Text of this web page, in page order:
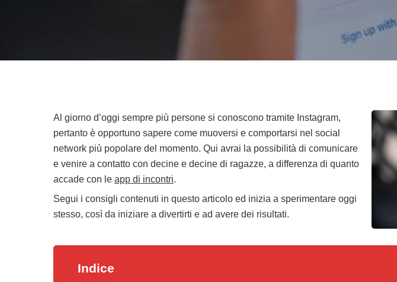
Al giorno d’oggi sempre più persone si conoscono tramite Instagram,
pertanto è opportuno sapere come muoversi e comportarsi nel social
network più popolare del momento. Qui avrai la possibilità di comunicare
e venire a contatto con decine e decine di ragazze, a differenza di quanto
accade con le app di incontri.
Segui i consigli contenuti in questo articolo ed inizia a sperimentare oggi
stesso, così da iniziare a divertirti e ad avere dei risultati.
Indice